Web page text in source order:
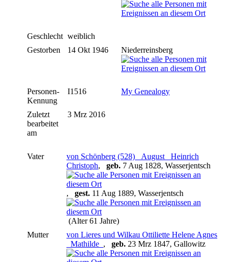
Geschlecht weiblich
Gestorben
14 Okt 1946 Niederreinsberg
Personen-
Kennung
I1516 My Genealogy
Zuletzt
bearbeitet
am
3 Mrz 2016
Vater
von Schönberg (528) _August_ Heinrich
Christoph, geb. 7 Aug 1828, Wasserjentsch
, gest. 11 Aug 1889, Wasserjentsch
(Alter 61 Jahre)
Mutter
von Lieres und Wilkau Ottiliette Helene Agnes
_Mathilde_ , geb. 23 Mrz 1847, Gallowitz